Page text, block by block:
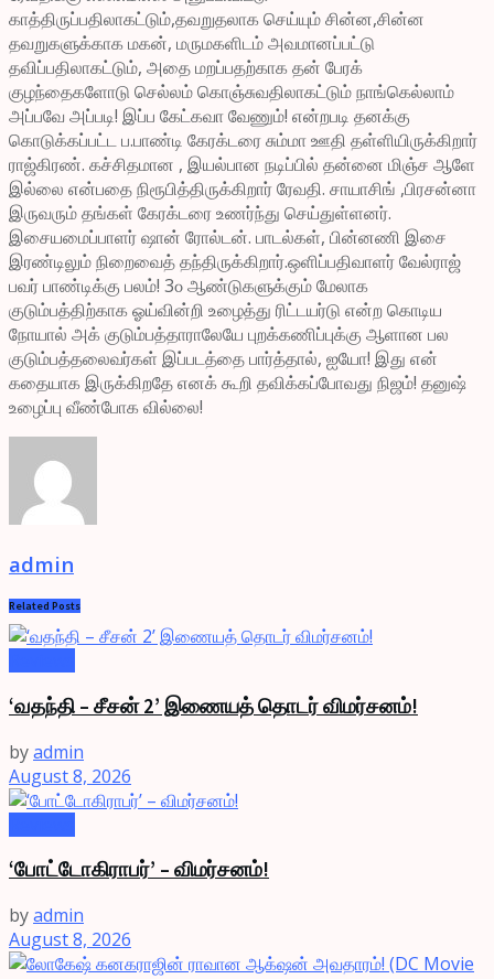
காத்திருப்பதிலாகட்டும்,தவறுதலாக செய்யும் சின்ன,சின்ன
தவறுகளுக்காக மகன், மருமகளிடம் அவமானப்பட்டு
தவிப்பதிலாகட்டும், அதை மறப்பதற்காக தன் பேரக்
குழந்தைகளோடு செல்லம் கொஞ்சுவதிலாகட்டும் நாங்கெல்லாம்
அப்பவே அப்படி! இப்ப கேட்கவா வேணும்! என்றபடி தனக்கு
கொடுக்கப்பட்ட ப.பாண்டி கேரக்டரை சும்மா ஊதி தள்ளியிருக்கிறார்
ராஜ்கிரண். கச்சிதமான , இயல்பான நடிப்பில் தன்னை மிஞ்ச ஆளே
இல்லை என்பதை நிரூபித்திருக்கிறார் ரேவதி. சாயாசிங் ,பிரசன்னா
இருவரும் தங்கள் கேரக்டரை உணர்ந்து செய்துள்ளனர்.
இசையமைப்பாளர் ஷான் ரோல்டன். பாடல்கள், பின்னணி இசை
இரண்டிலும் நிறைவைத் தந்திருக்கிறார்.ஒளிப்பதிவாளர் வேல்ராஜ்
பவர் பாண்டிக்கு பலம்! 3௦ ஆண்டுகளுக்கும் மேலாக
குடும்பத்திற்காக ஓய்வின்றி உழைத்து ரிட்டயர்டு என்ற கொடிய
நோயால் அக் குடும்பத்தாராலேயே புறக்கணிப்புக்கு ஆளான பல
குடும்பத்தலைவர்கள் இப்படத்தை பார்த்தால், ஐயோ! இது என்
கதையாக இருக்கிறதே எனக் கூறி தவிக்கப்போவது நிஜம்! தனுஷ்
உழைப்பு வீண்போக வில்லை!
admin
Related Posts
‘வதந்தி – சீசன் 2’ இணையத் தொடர் விமர்சனம்!
byadmin
August 8, 2026
‘போட்டோகிராபர்’ – விமர்சனம்!
byadmin
August 8, 2026